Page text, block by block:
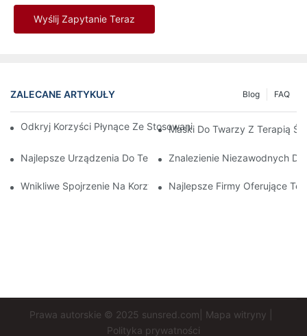
Wyślij Zapytanie Teraz
ZALECANE ARTYKUŁY FAQ
Blog
Odkryj Korzyści Płynące Ze Stosowania Maski Do Terapii
Maski Do Twarzy Z Terapią
Najlepsze Urządzenia Do Terapii Światłem Czerwonym I
Znalezienie Niezawodnych
Wnikliwe Spojrzenie Na Korzyści Płynące Ze Światłoterapii
Najlepsze Firmy Oferujące
Prawa autorskie © 2025 sunsred.com Mapa witryny
Polityka prywatności